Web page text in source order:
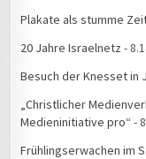
Plakate als stumme
20 Jahre Israelnetz -
Besuch der Knesset in
„Christlicher
Medieninitiative pro“ -
Frühlingserwachen im